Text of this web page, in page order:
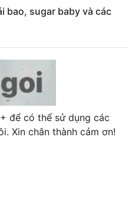
bao, sugar baby và các
để có thể sử dụng các
Xin chân thành cảm ơn!